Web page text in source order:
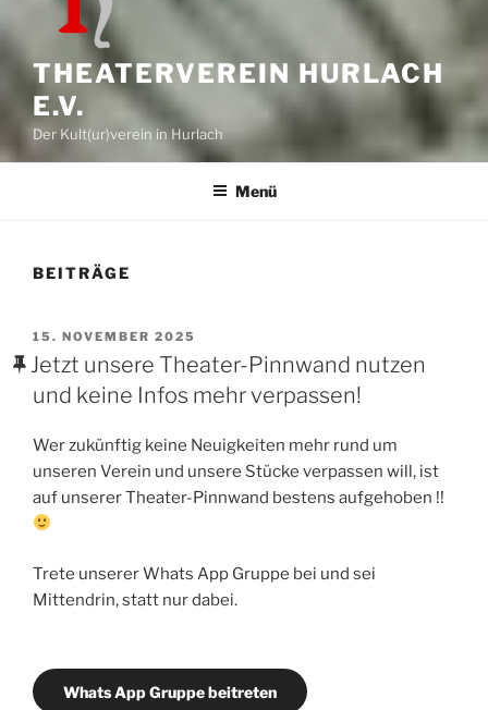
THEATERVEREIN HURLACH
E.V.
Der Kult(ur)verein in Hurlach
Menü
BEITRÄGE
VERÖFFENTLICHT
AM
15. NOVEMBER 2025
Jetzt unsere Theater-Pinnwand nutzen
und keine Infos mehr verpassen!
Wer zukünftig keine Neuigkeiten mehr rund um
unseren Verein und unsere Stücke verpassen will, ist
auf unserer Theater-Pinnwand bestens aufgehoben !!
Trete unserer Whats App Gruppe bei und sei
Mittendrin, statt nur dabei.
Whats App Gruppe beitreten